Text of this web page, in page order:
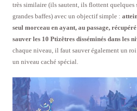
très similaire (ils sautent, ils flottent quelques
grandes baffes) avec un objectif simple :
seul morceau en ayant, au passage,
sauver les 10 Ptizêtres disséminés dans les
chaque niveau, il faut sauver également un
un niveau caché spécial.